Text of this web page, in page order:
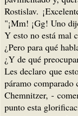
Rostislav.
"¡Mm! ¡Gg! Uno
Y esto no está mal
¿Pero para qué
¿Y de qué
Les declaro que
páramo
Chemnitzer, -
punto esta